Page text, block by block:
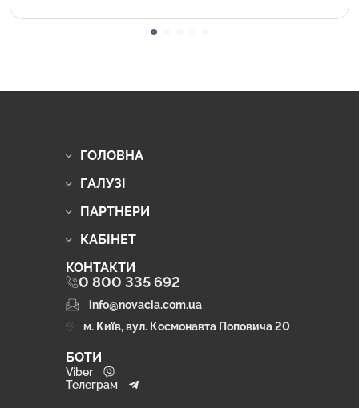
ГОЛОВНА
ГАЛУЗІ
ПАРТНЕРИ
КАБІНЕТ
КОНТАКТИ
0 800 335 692
info@novacia.com.ua
м. Київ, вул. Космонавта Поповича 20
БОТИ
Viber
Телеграм